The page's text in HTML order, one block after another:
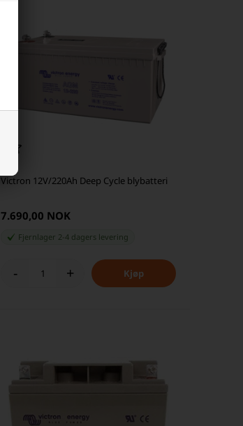
Victron 12V/220Ah Deep Cycle blybatteri
7.690,00 NOK
Fjernlager 2-4 dagers levering
- +